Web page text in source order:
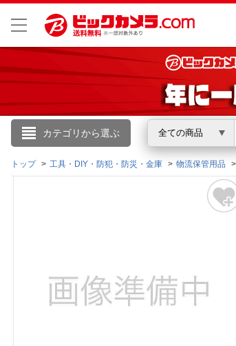
カテゴリから選ぶ 全ての商品
こんにちは
ログイン
閲覧履歴
トップ 工具・DIY・防犯・防災・金庫 物流保管用品